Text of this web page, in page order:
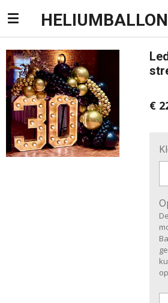
Ga
direct
de
hoofdinhoud
€